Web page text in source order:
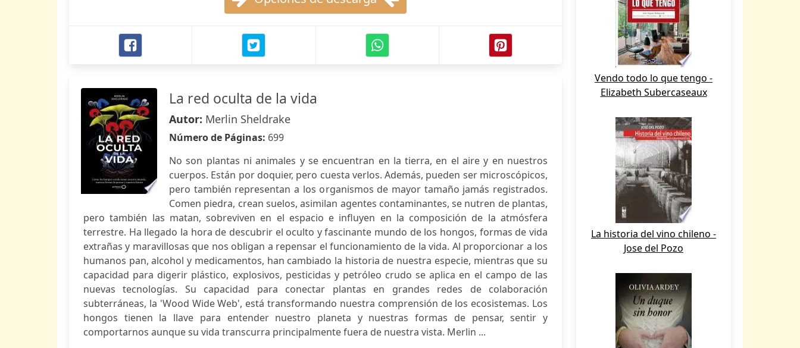
La red oculta de la vida
Autor: Merlin Sheldrake
Número de Páginas: 699
No son plantas ni animales y se encuentran en la tierra, en el aire y en nuestros
cuerpos. Están por doquier, pero cuesta verlos. Además, pueden ser microscópicos,
pero también representan a los organismos de mayor tamaño jamás registrados.
Comen piedra, crean suelos, asimilan agentes contaminantes, se nutren de plantas,
pero también las matan, sobreviven en el espacio e influyen en la composición de la atmósfera
terrestre. Ha llegado la hora de descubrir el oculto y fascinante mundo de los hongos, formas de vida
extrañas y maravillosas que nos obligan a repensar el funcionamiento de la vida. Al proporcionar a los
humanos pan, alcohol y medicamentos, han cambiado la historia de nuestra especie, mientras que su
capacidad para digerir plástico, explosivos, pesticidas y petróleo crudo se aplica en el campo de las
nuevas tecnologías. Su capacidad para conectar plantas en grandes redes de colaboración
subterráneas, la 'Wood Wide Web', está transformando nuestra comprensión de los ecosistemas. Los
hongos tienen la llave para entender nuestro planeta y nuestras formas de pensar, sentir y
comportarnos aunque su vida transcurra principalmente fuera de nuestra vista. Merlin ...
Vendo todo lo que tengo -
Elizabeth Subercaseaux
La historia del vino chileno -
Jose del Pozo